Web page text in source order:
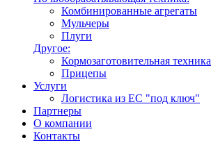
Комбинированные агрегаты
Мульчеры
Плуги
Другое:
Кормозаготовительная техника
Прицепы
Услуги
Логистика из ЕС "под ключ"
Партнеры
О компании
Контакты